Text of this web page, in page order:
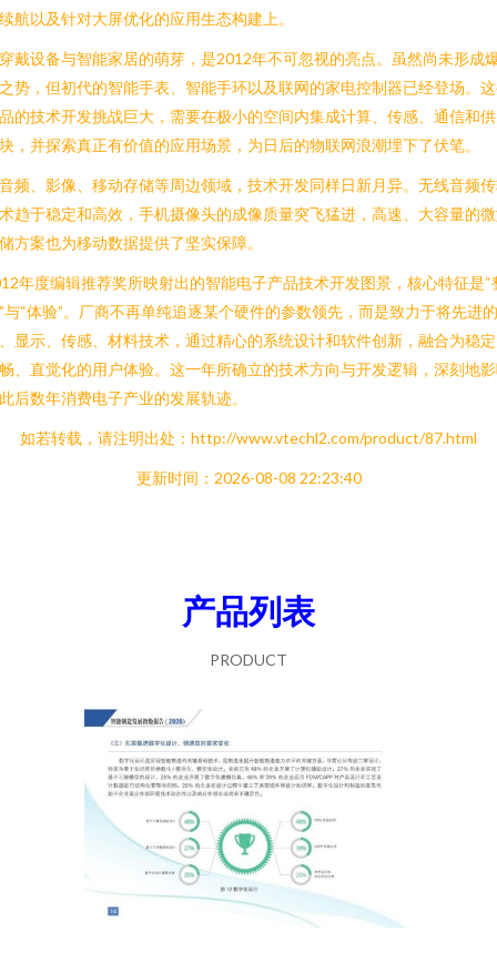
航以及针对大屏优化的应用生态构建上。
戴设备与智能家居的萌芽，是2012年不可忽视的亮点。虽然尚未形成
势，但初代的智能手表、智能手环以及联网的家电控制器已经登场。
的技术开发挑战巨大，需要在极小的空间内集成计算、传感、通信和
，并探索真正有价值的应用场景，为日后的物联网浪潮埋下了伏笔。
频、影像、移动存储等周边领域，技术开发同样日新月异。无线音频
趋于稳定和高效，手机摄像头的成像质量突飞猛进，高速、大容量的
方案也为移动数据提供了坚实保障。
年度编辑推荐奖所映射出的智能电子产品技术开发图景，核心特征是“
与“体验”。厂商不再单纯追逐某个硬件的参数领先，而是致力于将先进
显示、传感、材料技术，通过精心的系统设计和软件创新，融合为稳
、直觉化的用户体验。这一年所确立的技术方向与开发逻辑，深刻地
后数年消费电子产业的发展轨迹。
如若转载，请注明出处：http://www.vtechl2.com/product/87.html
更新时间：2026-08-08 22:23:40
产品列表
PRODUCT